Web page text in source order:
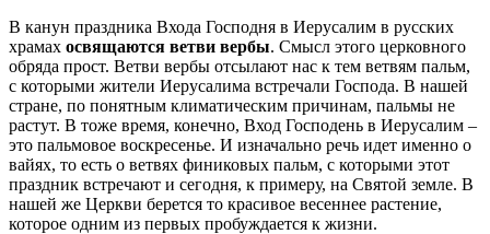
В канун праздника Входа Господня в Иерусалим в русских
храмах освящаются ветви вербы. Смысл этого церковного
обряда прост. Ветви вербы отсылают нас к тем ветвям пальм,
с которыми жители Иерусалима встречали Господа. В нашей
стране, по понятным климатическим причинам, пальмы не
растут. В тоже время, конечно, Вход Господень в Иерусалим –
это пальмовое воскресенье. И изначально речь идет именно о
вайях, то есть о ветвях финиковых пальм, с которыми этот
праздник встречают и сегодня, к примеру, на Святой земле. В
нашей же Церкви берется то красивое весеннее растение,
которое одним из первых пробуждается к жизни.